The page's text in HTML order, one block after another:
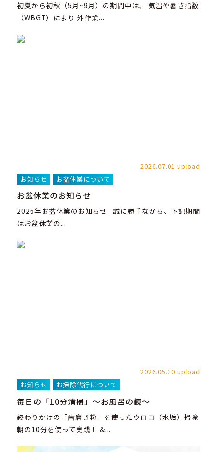
初夏から初秋（5月~9月）の期間中は、 気温や暑さ指数
（WBGT）により 外作業...
2026.07.01 upload
お知らせ
お盆休業について
お盆休業のお知らせ
2026年お盆休業のお知らせ 誠に勝手ながら、下記期間
はお盆休業の...
2026.05.30 upload
お知らせ
お掃除代行について
毎日の「10分清掃」～お風呂の鏡～
終わりかけの「歯磨き粉」を使ったウロコ（水垢）掃除
朝の10分を使って実践！ &...